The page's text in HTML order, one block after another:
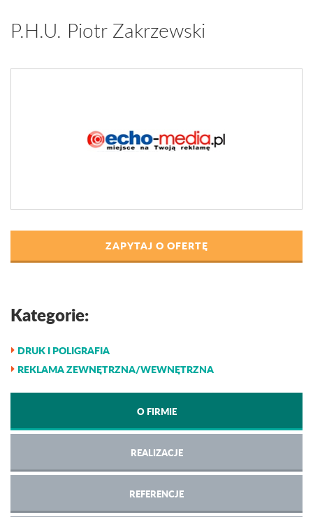
P.H.U. Piotr Zakrzewski
ZAPYTAJ O OFERTĘ
Kategorie:
DRUK I POLIGRAFIA
REKLAMA ZEWNĘTRZNA/WEWNĘTRZNA
O FIRMIE
REALIZACJE
REFERENCJE